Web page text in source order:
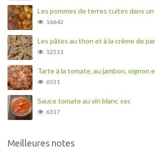
Les pommes de terres cuites dans
16642
Les pâtes au thon et à la crème de
12511
Tarte à la tomate, au jambon, oignon
6531
Sauce tomate au vin blanc sec
6317
Meilleures notes